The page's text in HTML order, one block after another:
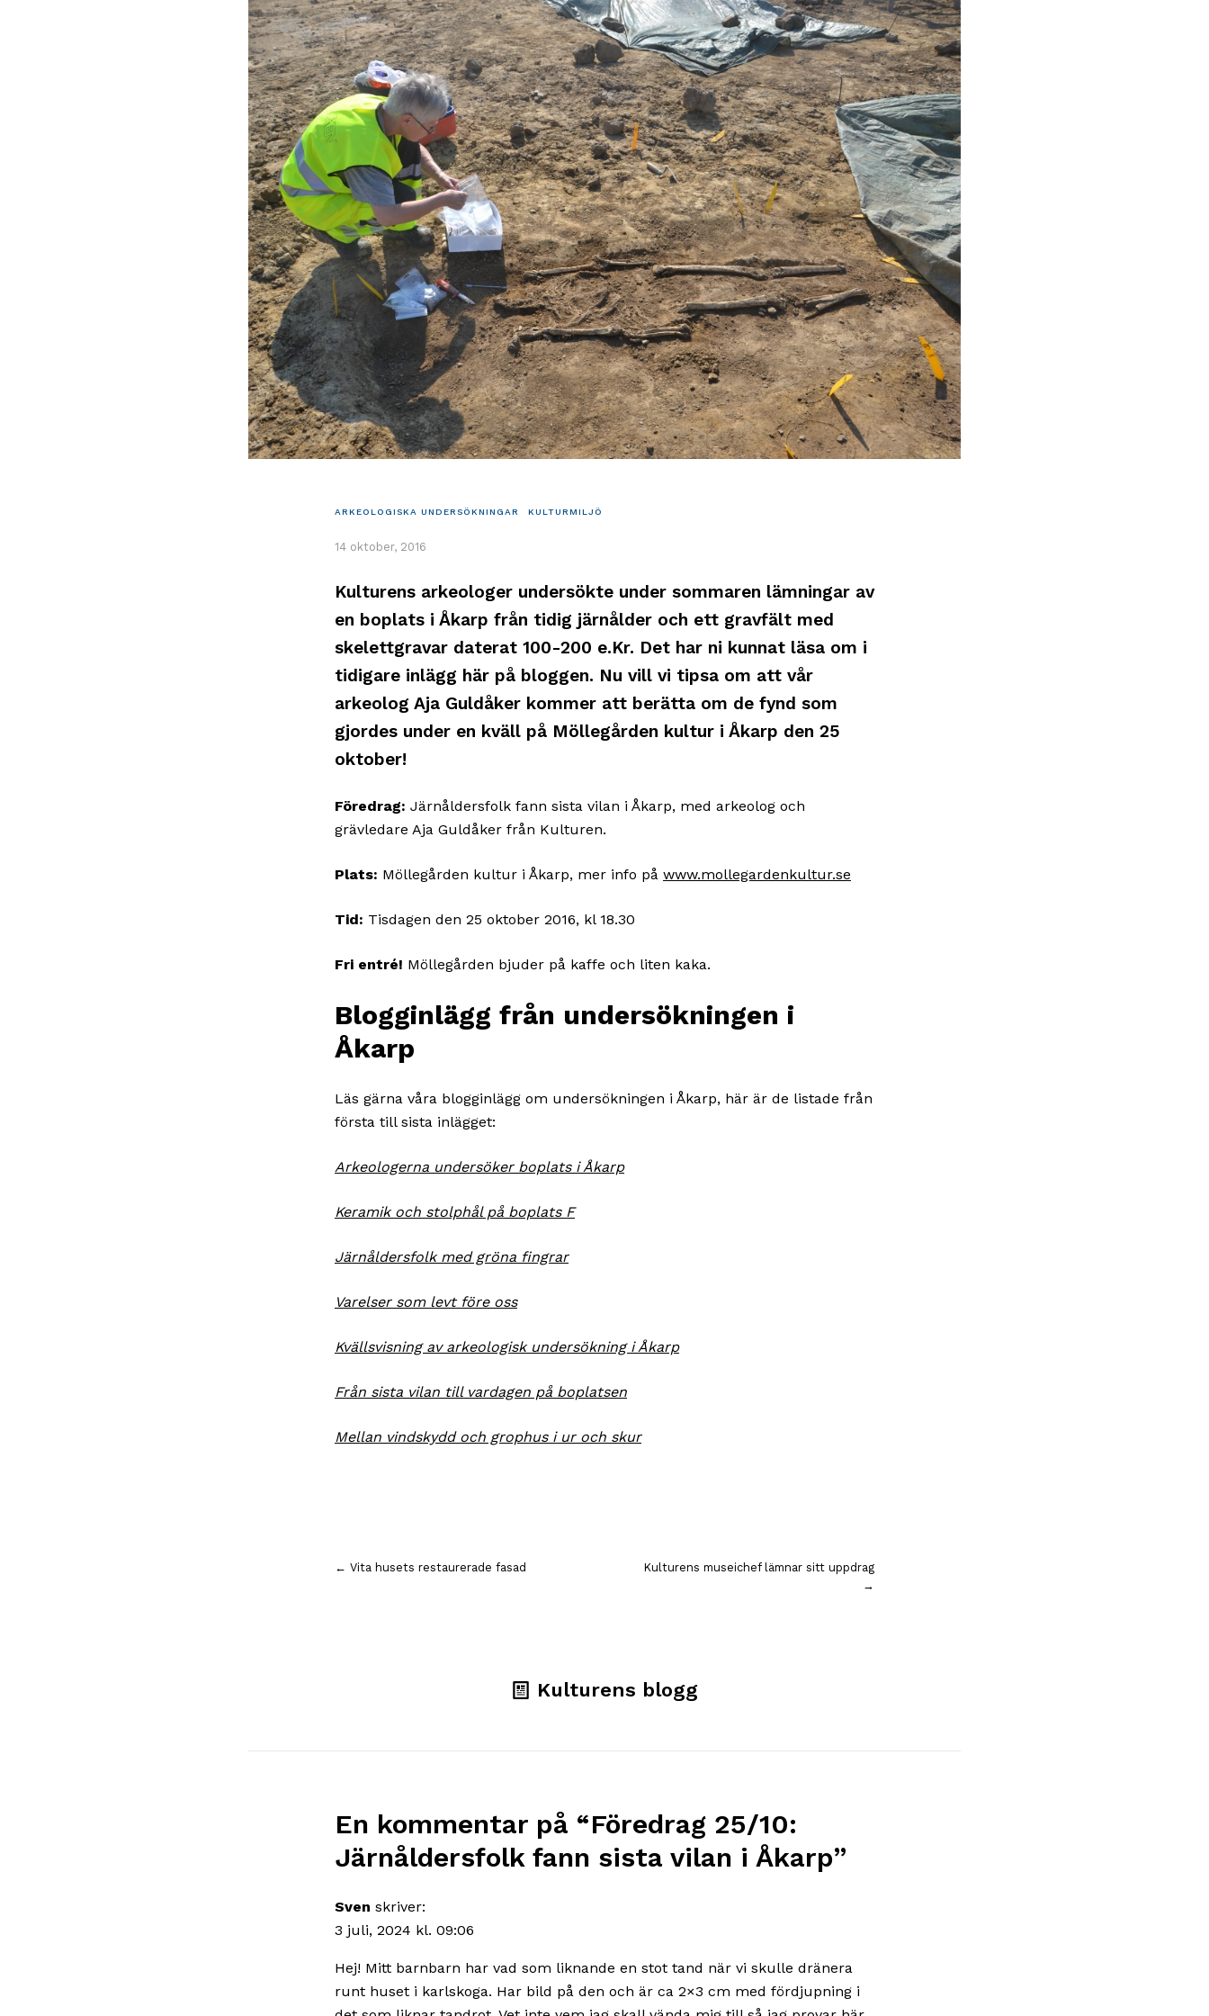
ARKEOLOGISKA UNDERSÖKNINGAR KULTURMILJÖ
14 oktober, 2016
Kulturens arkeologer undersökte under sommaren lämningar av
en boplats i Åkarp från tidig järnålder och ett gravfält med
skelettgravar daterat 100-200 e.Kr. Det har ni kunnat läsa om i
tidigare inlägg här på bloggen. Nu vill vi tipsa om att vår
arkeolog Aja Guldåker kommer att berätta om de fynd som
gjordes under en kväll på Möllegården kultur i Åkarp den 25
oktober!
Föredrag: Järnåldersfolk fann sista vilan i Åkarp, med arkeolog och
grävledare Aja Guldåker från Kulturen.
Plats: Möllegården kultur i Åkarp, mer info på www.mollegardenkultur.se
Tid: Tisdagen den 25 oktober 2016, kl 18.30
Fri entré! Möllegården bjuder på kaffe och liten kaka.
Blogginlägg från undersökningen i
Åkarp
Läs gärna våra blogginlägg om undersökningen i Åkarp, här är de listade från
första till sista inlägget:
Arkeologerna undersöker boplats i Åkarp
Keramik och stolphål på boplats F
Järnåldersfolk med gröna fingrar
Varelser som levt före oss
Kvällsvisning av arkeologisk undersökning i Åkarp
Från sista vilan till vardagen på boplatsen
Mellan vindskydd och grophus i ur och skur
← Vita husets restaurerade fasad
Kulturens museichef lämnar sitt uppdrag
→
Kulturens blogg
En kommentar på “Föredrag 25/10:
Järnåldersfolk fann sista vilan i Åkarp”
Sven skriver:
3 juli, 2024 kl. 09:06
Hej! Mitt barnbarn har vad som liknande en stot tand när vi skulle dränera
runt huset i karlskoga. Har bild på den och är ca 2×3 cm med fördjupning i